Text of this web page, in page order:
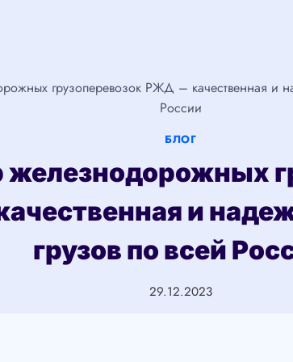
грузоперевозок РЖД – качественная и
России
БЛОГ
железнодорожных
и
грузов по всей
29.12.2023